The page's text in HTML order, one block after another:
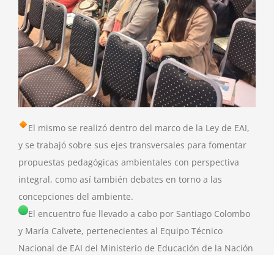
El mismo se realizó dentro del marco de la Ley de EAI,
y se trabajó sobre sus ejes transversales para fomentar
propuestas pedagógicas ambientales con perspectiva
integral, como así también debates en torno a las
concepciones del ambiente.
El encuentro fue llevado a cabo por Santiago Colombo
y María Calvete, pertenecientes al Equipo Técnico
Nacional de EAI del Ministerio de Educación de la Nación